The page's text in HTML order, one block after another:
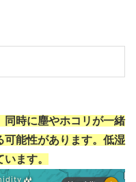
同時に塵やホコリが一緒
可能性があります。低湿
ます。